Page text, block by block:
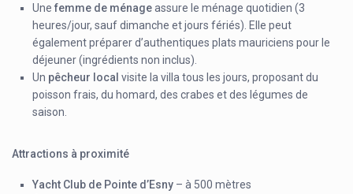
Unefemme de ménageassure le ménage quotidien (3
heures/jour, sauf dimanche et jours fériés). Elle peut
également préparer d’authentiques plats mauriciens pour le
déjeuner (ingrédients non inclus).
Un pêcheur local visite la villa tous les jours, proposant du
poisson frais, du homard, des crabes et des légumes de
saison.
Attractions à proximité
Yacht Club de Pointe d’Esny – à 500 mètres